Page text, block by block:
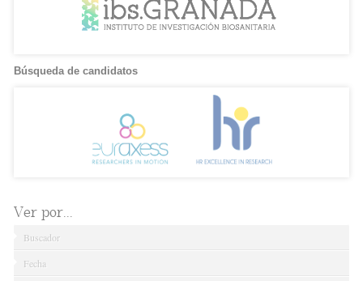
Búsqueda de candidatos
Ver por...
Buscador
Fecha